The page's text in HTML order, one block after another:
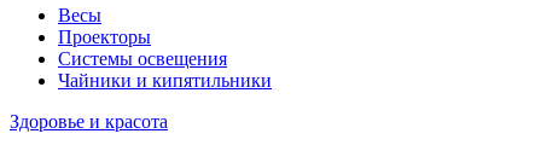
Весы
Проекторы
Системы освещения
Чайники и кипятильники
Здоровье и красота